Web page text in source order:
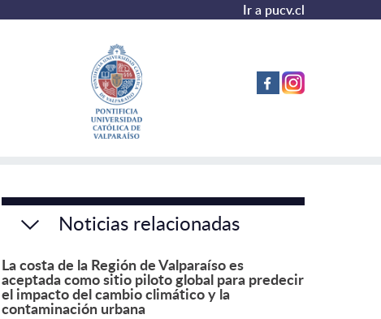
Ir a pucv.cl
Noticias relacionadas
La costa de la Región de Valparaíso es
aceptada como sitio piloto global para predecir
el impacto del cambio climático y la
contaminación urbana